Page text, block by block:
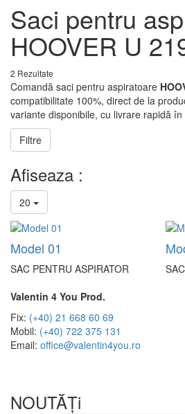
Saci pentru
HOOVER U
2 Rezultate
Comandă saci pentru aspiratoare
compatibilitate 100%, direct de la
variante disponibile, cu livrare rapidă
Filtre
Afiseaza :
20
Model 01
SAC PENTRU ASPIRATOR
Valentin 4 You Prod.
Fix: (+40) 21 668 60 69
Mobil: (+40) 722 375 131
Email: office@valentin4you.ro
NOUTĂȚi